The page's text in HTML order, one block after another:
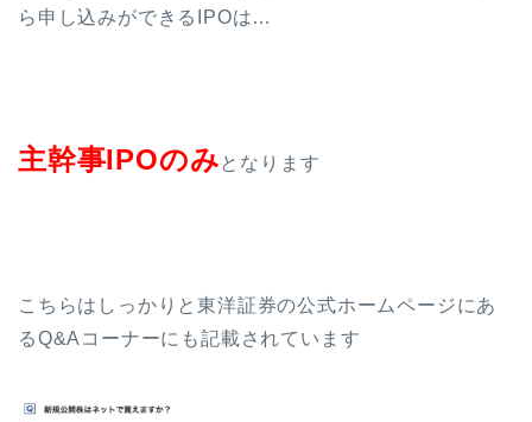
ら申し込みができるIPOは…
主幹事IPOのみ となります
こちらはしっかりと東洋証券の公式ホームページにあ
るQ&Aコーナーにも記載されています